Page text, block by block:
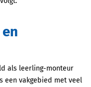
als leerling-monteur
een vakgebied met veel